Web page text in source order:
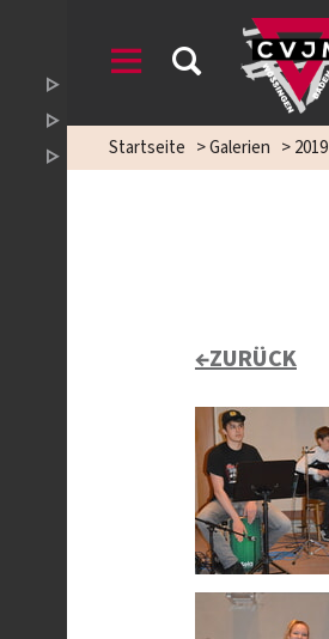
Startseite >Galerien >2019
←ZURÜCK